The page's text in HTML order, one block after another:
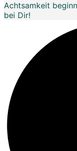
Achtsamkeit
bei Dir!